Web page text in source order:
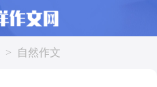
> 自然作文